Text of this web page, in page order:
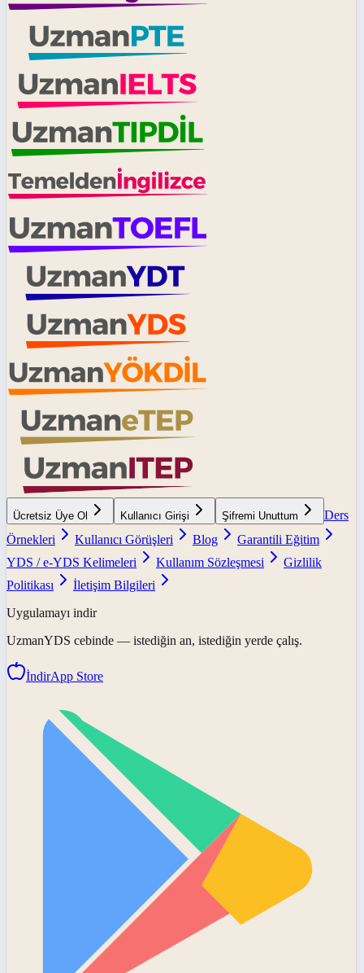
Ücretsiz Üye Ol Kullanıcı Girişi Şifremi Unuttum
Ders
Örnekleri
Kullanıcı Görüşleri Blog
Garantili Eğitim
YDS / e-YDS Kelimeleri
Kullanım Sözleşmesi
Gizlilik
Politikası
İletişim Bilgileri
Uygulamayı indir
UzmanYDS cebinde — istediğin an, istediğin yerde çalış.
İndirApp Store